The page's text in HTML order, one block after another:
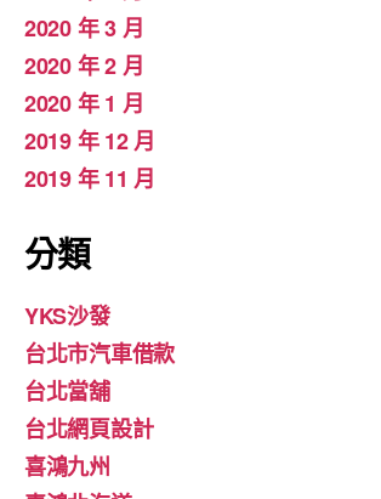
2020 年 3 月
2020 年 2 月
2020 年 1 月
2019 年 12 月
2019 年 11 月
分類
YKS沙發
台北市汽車借款
台北當舖
台北網頁設計
喜鴻九州